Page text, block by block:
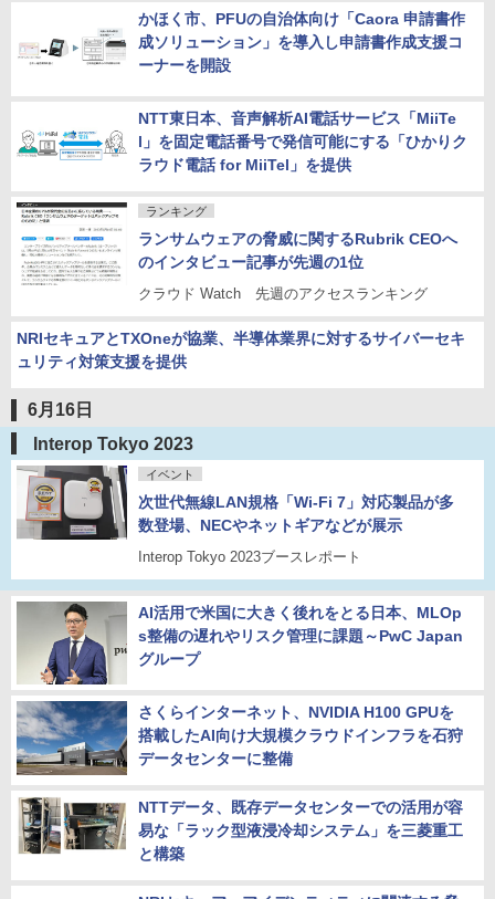
かほく市、PFUの自治体向け「Caora 申請書作
成ソリューション」を導入し申請書作成支援コ
ーナーを開設
NTT東日本、音声解析AI電話サービス「MiiTe
l」を固定電話番号で発信可能にする「ひかりク
ラウド電話 for MiiTel」を提供
ランキング
ランサムウェアの脅威に関するRubrik CEOへ
のインタビュー記事が先週の1位
クラウド Watch 先週のアクセスランキング
NRIセキュアとTXOneが協業、半導体業界に対するサイバーセキ
ュリティ対策支援を提供
6月16日
Interop Tokyo 2023
イベント
次世代無線LAN規格「Wi-Fi 7」対応製品が多
数登場、NECやネットギアなどが展示
Interop Tokyo 2023ブースレポート
AI活用で米国に大きく後れをとる日本、MLOp
s整備の遅れやリスク管理に課題～PwC Japan
グループ
さくらインターネット、NVIDIA H100 GPUを
搭載したAI向け大規模クラウドインフラを石狩
データセンターに整備
NTTデータ、既存データセンターでの活用が容
易な「ラック型液浸冷却システム」を三菱重工
と構築